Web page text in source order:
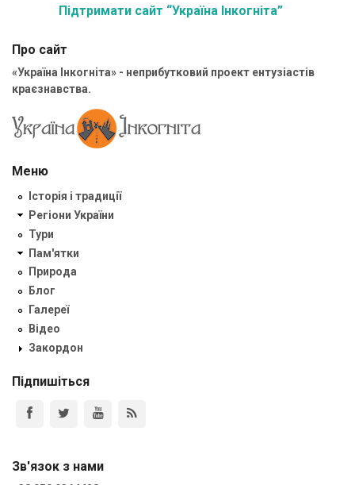
Підтримати сайт “Україна Інкогніта”
Про сайт
«Україна Інкогніта» - неприбутковий проект ентузіастів
краєзнавства.
Меню
Історія і традиції
Регіони України
Тури
Пам'ятки
Природа
Блог
Галереї
Відео
Закордон
Підпишіться
Зв'язок з нами